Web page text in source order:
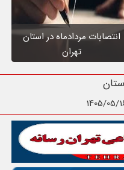
انتصابات مردادماه در استان
تهران
تهران